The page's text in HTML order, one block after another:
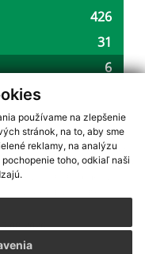
používame na zlepšenie
stránok, na to, aby sme
reklamy, na analýzu
toho, odkiaľ naši
s využitím RSS
Mapa stránok,web portál
,registrácia domény